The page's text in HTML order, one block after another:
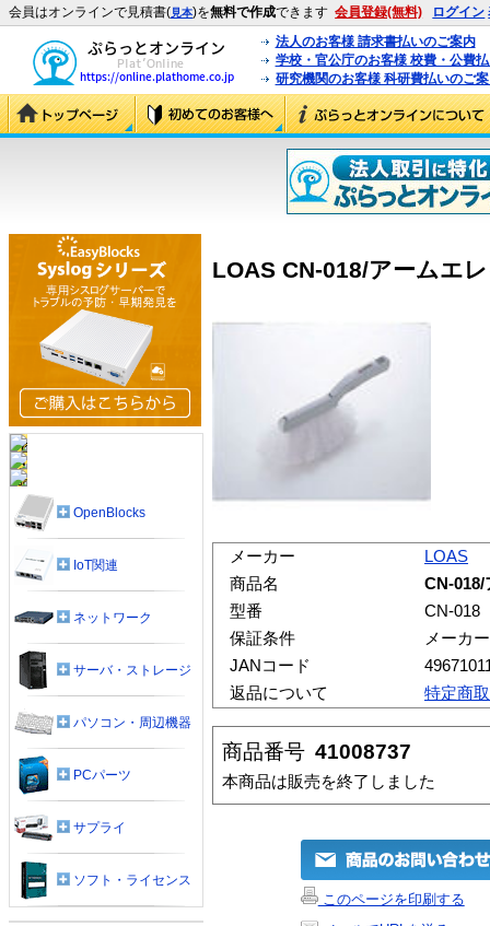
会員はオンラインで見積書(見本)を無料で作成できます 会員登録(無料) ログイン
法人のお客様 請求書払いのご案内
学校・官公庁のお客様 校費・公費
研究機関のお客様 科研費払いのご
LOAS CN-018/アームエ
メーカー
LOAS
商品名
CN-018/
型番
CN-018
保証条件
メーカ
JANコード
返品について
特定商
商品番号 41008737
本商品は販売を終了しました
このページを印刷する
OpenBlocks
IoT関連
ネットワーク
サーバ・ストレージ
パソコン・周辺機器
PCパーツ
サプライ
ソフト・ライセンス